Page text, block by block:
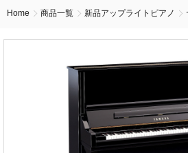
Home 商品一覧 新品アップライトピアノ